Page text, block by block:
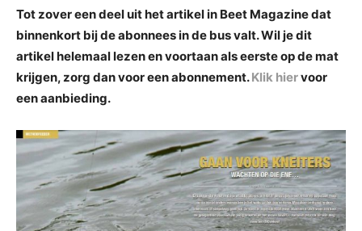
Tot zover een deel uit het artikel in Beet Magazine dat
binnenkort bij de abonnees in de bus valt. Wil je dit
artikel helemaal lezen en voortaan als eerste op de mat
krijgen, zorg dan voor een abonnement.Klik hiervoor
een aanbieding.